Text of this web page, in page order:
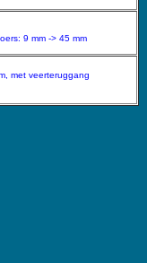
9 mm -> 45 mm
met veerteruggang